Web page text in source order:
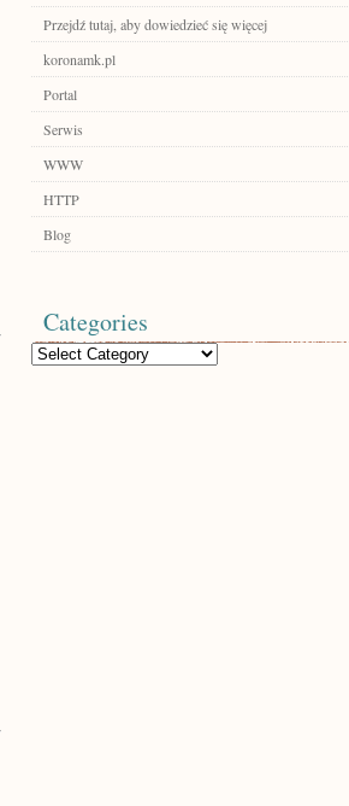
Przejdź tutaj, aby dowiedzieć się więcej
koronamk.pl
Portal
Serwis
WWW
HTTP
Blog
Categories
Categories